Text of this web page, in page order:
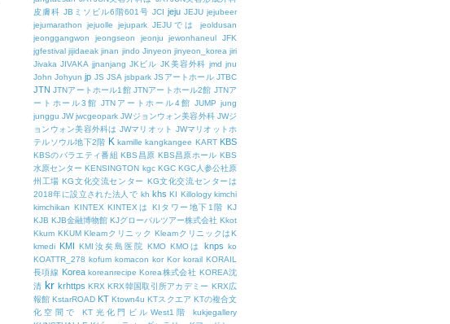
皮膚科 JBミソビル6階601号 JCI jeju JEJU jejubeer
jejumarathon
jejuolle jejupark JEJUでは
jeoldusan
jeonggangwon
jeongseon jeonju jewonhaneul
JFK
jgfestival jijidaeak jinan jindo Jinyeon jinyeon_korea jiri
Jivaka JIVAKA jjnanjang JKビル JK美容外科 jmd jnu
John Johyun jp JS JSA jsbpark JSアートホール JTBC
JTN JTNアートホール1館 JTNアートホール2館 JTNア
ートホール3館 JTNアートホール4館 JUMP jung
junggu JW jwcgeopark JWジョンウォン美容外科 JWジ
ョンウォン美容外科は JWマリオット JWマリオットホ
テルソウル地下2階 K kamille kangkangee KART KBS
KBSのバラエティ番組 KBS昌原 KBS昌原ホール KBS
水原センター KENSINGTON kgc KGC KGC人参公社原
州工場 KG文化交流センター KG文化交流センターは
2018年に設立された法人で kh khs KI Killology kimchi
kimchikan KINTEX KINTEXは KIタワー地下1階 KJ
KJB KJB金融博物館 KJグローバルツアー株式会社 Kkot
Kkum KKUM Kleamクリニック KleamクリニックはK
kmedi KMI KMI汝矣島医院 KMO KMOは knps ko
KOATTR_278 kofum komacon kor Kor korail KORAIL
長項線 Korea koreanrecipe Korea株式会社 KOREA沈
清 kr krhttps KRX KRX韓国取引所アカデミー KRX広
報館 KstarROAD KT Ktown4u KTスクエア KTの複合文
化空間で
KT光化門ビルWest1階
kukjegallery